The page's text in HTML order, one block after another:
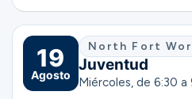
19
Agosto
North Fort
Juventud
Miércoles, de 6:30 a